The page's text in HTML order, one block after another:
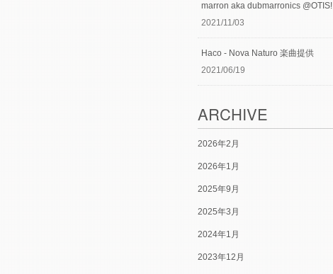
marron aka dubmarronics @OTIS!
2021/11/03
Haco - Nova Naturo 楽曲提供
2021/06/19
ARCHIVE
2026年2月
2026年1月
2025年9月
2025年3月
2024年1月
2023年12月